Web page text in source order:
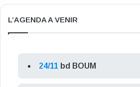
L’AGENDA A VENIR
24/11 bd BOUM